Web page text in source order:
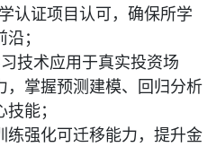
认证项目认可，确保所学
；
技术应用于真实投资场
，掌握预测建模、回归分析
能；
练强化可迁移能力，提升金